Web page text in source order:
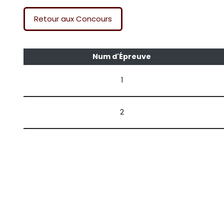
Retour aux Concours
Num d'Épreuve
1
2